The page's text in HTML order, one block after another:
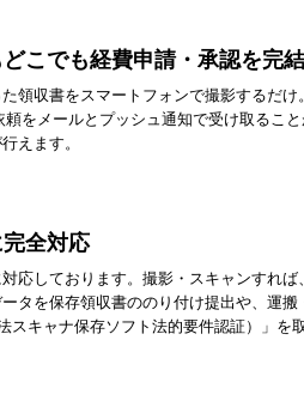
こでも経費申請・承認を完結
領収書をスマートフォンで撮影するだ
をメールとプッシュ通知で受け取るこ
えます。
全対応
応しております。撮影・スキャンすれ
タを保存領収書ののり付け提出や、運
スキャナ保存ソフト法的要件認証）」を